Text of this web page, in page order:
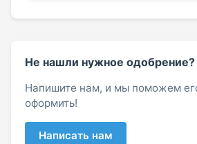
Не нашли нужное одобрение?
Напишите нам, и мы поможем
оформить!
Написать нам